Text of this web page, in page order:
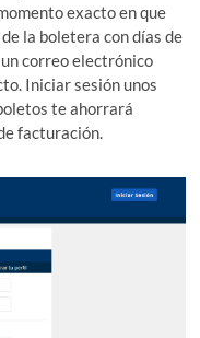
exacto en que
la boletera con días de
correo electrónico
Iniciar sesión unos
te ahorrará
facturación.